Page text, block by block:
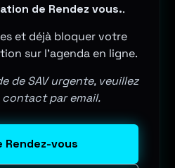
de Rendez vous..
et déjà bloquer votre
sur l'agenda en ligne.
de SAV urgente, veuillez
contact par email.
Rendez-vous